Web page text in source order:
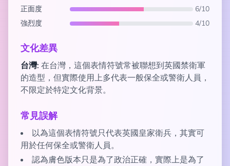
正面度
6/10
強烈度
4/10
文化差異
台灣: 在台灣，這個表情符號常被聯想到英國禁衛軍
的造型，但實際使用上多代表一般保全或警衛人員，
不限定於特定文化背景。
常見誤解
以為這個表情符號只代表英國皇家衛兵，其實可
用於任何保全或警衛人員。
認為膚色版本只是為了政治正確，實際上是為了